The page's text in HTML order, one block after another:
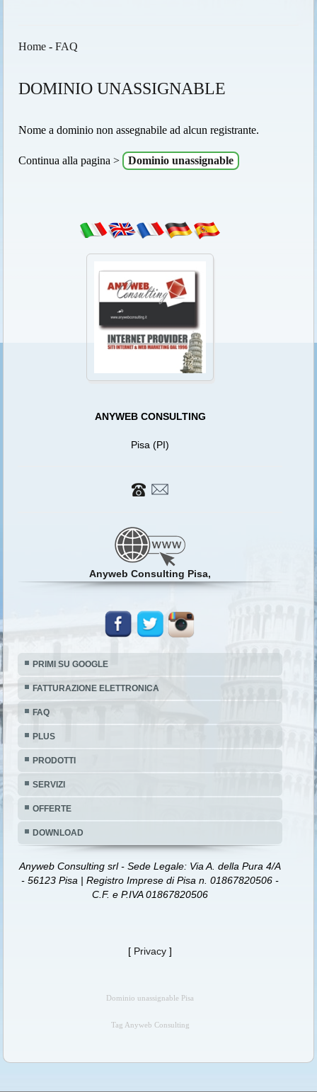
Home -FAQ
DOMINIO UNASSIGNABLE
Nome a dominio non assegnabile ad alcun registrante.
Continua alla pagina > Dominio unassignable
ANYWEB CONSULTING
Pisa (PI)
Anyweb Consulting Pisa,
PRIMI SU GOOGLE
FATTURAZIONE ELETTRONICA
FAQ
PLUS
PRODOTTI
SERVIZI
OFFERTE
DOWNLOAD
Anyweb Consulting srl - Sede Legale: Via A. della Pura 4/A
- 56123 Pisa | Registro Imprese di Pisa n. 01867820506 -
C.F. e P.IVA 01867820506
[ Privacy ]
Dominio unassignable Pisa
Tag Anyweb Consulting